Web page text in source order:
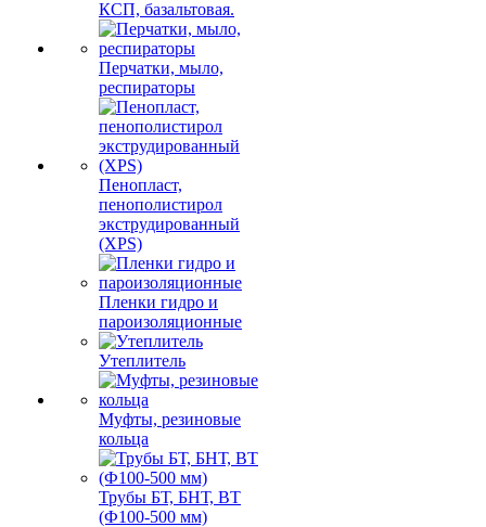
КСП, базальтовая.
Перчатки, мыло,
респираторы
Пенопласт,
пенополистирол
экструдированный
(XPS)
Пленки гидро и
пароизоляционные
Утеплитель
Муфты, резиновые
кольца
Трубы БТ, БНТ, ВТ
(Ф100-500 мм)